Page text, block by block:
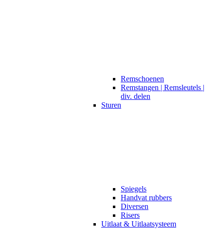
Remschoenen
Remstangen | Remsleutels |
div. delen
Sturen
Spiegels
Handvat rubbers
Diversen
Risers
Uitlaat & Uitlaatsysteem